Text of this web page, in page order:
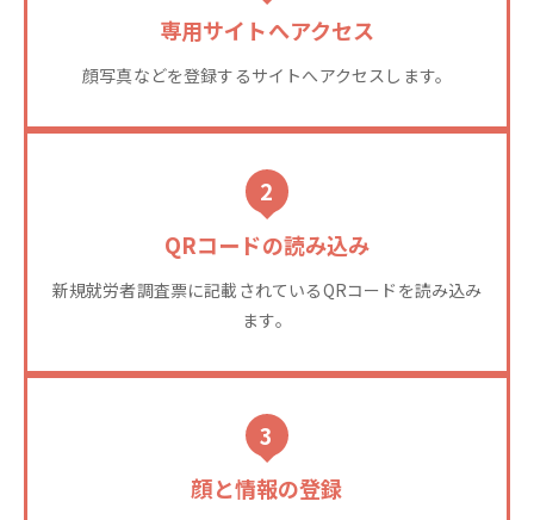
専用サイトへアクセス
顔写真などを登録するサイトへアクセスします。
2
QRコードの読み込み
新規就労者調査票に記載されているQRコードを読み込み
ます。
3
顔と情報の登録